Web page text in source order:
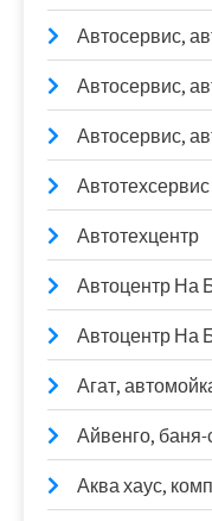
Автосервис,
Автосервис,
Автосервис,
Автотехсервис
Автотехцентр
Автоцентр На
Автоцентр На
Агат,
Айвенго, баня-
Аква хаус,